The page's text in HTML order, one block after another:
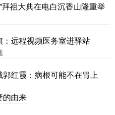
祖大典在电白沉香山隆重举
远程视频医务室进驿站
红霞：病根可能不在胃上
的由来